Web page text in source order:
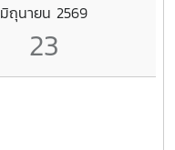
มิถุนายน 2569
23